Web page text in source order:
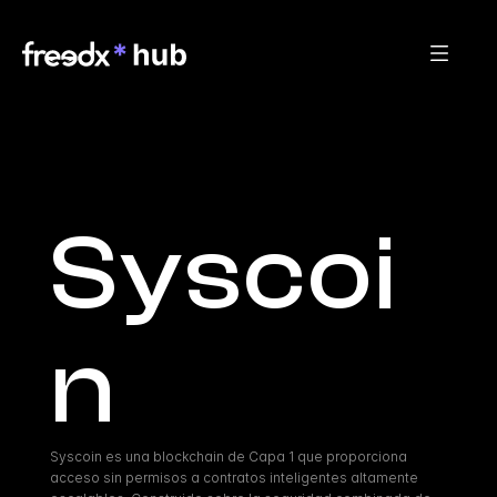
Syscoi
n
Syscoin es una blockchain de Capa 1 que proporciona
acceso sin permisos a contratos inteligentes altamente